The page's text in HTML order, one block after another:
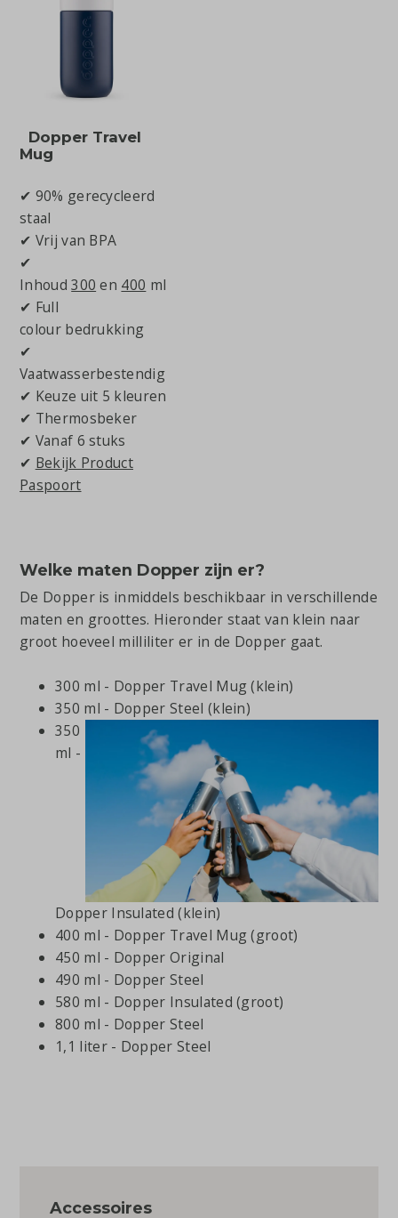
Dopper Travel
Mug
✔ 90% gerecycleerd
staal
✔ Vrij van BPA
✔
Inhoud300 en 400 ml
✔ Full
colour bedrukking
✔
Vaatwasserbestendig
✔ Keuze uit 5 kleuren
✔ Thermosbeker
✔ Vanaf 6 stuks
✔ Bekijk Product
Paspoort
Welke maten Dopper zijn er?
De Dopper is inmiddels beschikbaar in verschillende
maten en groottes. Hieronder staat van klein naar
groot hoeveel milliliter er in de Dopper gaat.
300 ml - Dopper Travel Mug (klein)
350 ml - Dopper Steel (klein)
350
ml -
Dopper Insulated (klein)
400 ml - Dopper Travel Mug (groot)
450 ml - Dopper Original
490 ml - Dopper Steel
580 ml - Dopper Insulated (groot)
800 ml - Dopper Steel
1,1 liter - Dopper Steel
Accessoires